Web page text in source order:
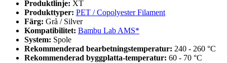
Produktlinje: XT
Produkttyper: PET / Copolyester Filament
Färg: Grå / Silver
Kompatibilitet: Bambu Lab AMS*
System: Spole
Rekommenderad bearbetningstemperatur: 240 - 260 °C
Rekommenderad byggplatta-temperatur: 60 - 70 °C